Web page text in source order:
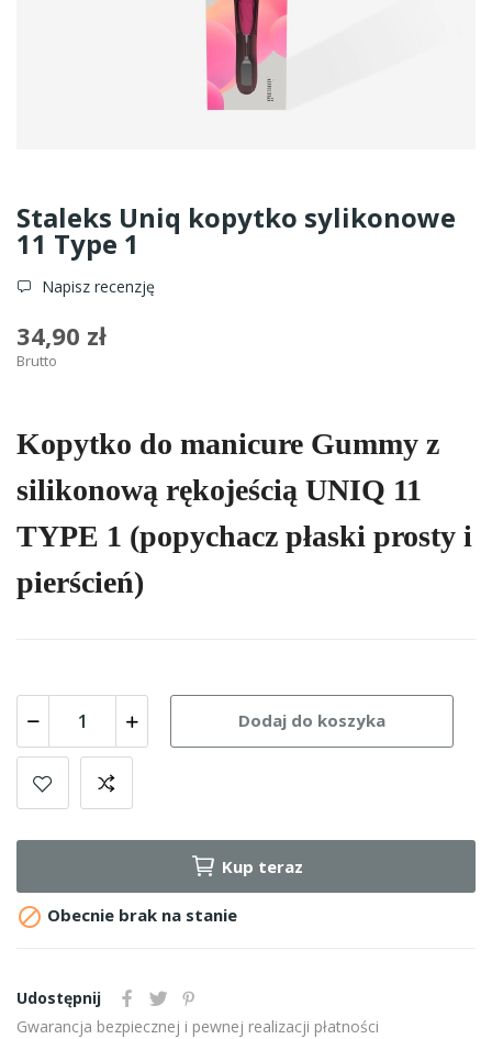
Staleks Uniq kopytko sylikonowe
11 Type 1
Napisz recenzję
34,90 zł
Brutto
Kopytko do manicure Gummy z
silikonową rękojeścią UNIQ 11
TYPE 1 (popychacz płaski prosty i
pierścień)
Dodaj do koszyka
Kup teraz
 Obecnie brak na stanie
Udostępnij
Gwarancja bezpiecznej i pewnej realizacji płatności